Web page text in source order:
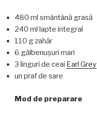
480 ml smântână grasă
240 ml lapte integral
110 g zahăr
6 gălbenușuri mari
3 linguri de ceai Earl Grey
un praf de sare
Mod de preparare